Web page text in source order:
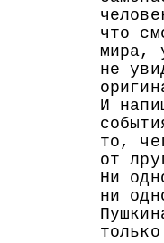
что
мира,
не
И
то,
от
Ни
ни